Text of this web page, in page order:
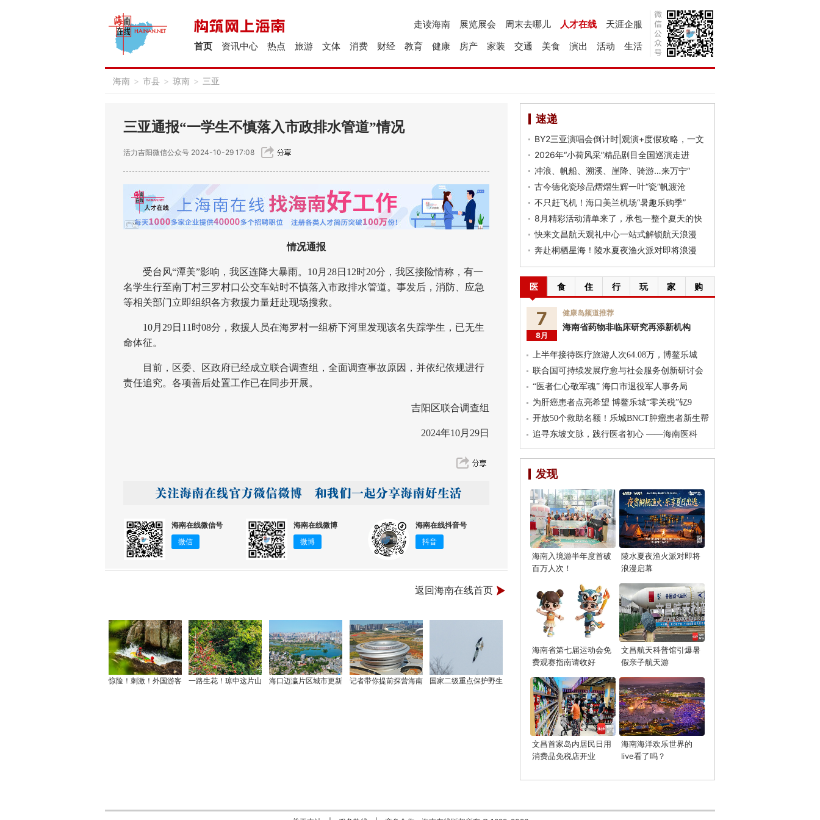
天涯企服
人才在线
周末去哪儿
展览展会
走读海南
生活
活动
演出
美食
交通
家装
房产
健康
教育
财经
消费
文体
旅游
热点
资讯中心
首页
海南 > 市县 > 琼南 > 三亚
三亚通报“一学生不慎落入市政排水管道”情况
活力吉阳微信公众号 2024-10-29 17:08
情况通报
受台风“潭美”影响，我区连降大暴雨。10月28日12时20分，我区接险情称，有一
名学生行至南丁村三罗村口公交车站时不慎落入市政排水管道。事发后，消防、应急
等相关部门立即组织各方救援力量赶赴现场搜救。
10月29日11时08分，救援人员在海罗村一组桥下河里发现该名失踪学生，已无生
命体征。
目前，区委、区政府已经成立联合调查组，全面调查事故原因，并依纪依规进行
责任追究。各项善后处置工作已在同步开展。
吉阳区联合调查组
2024年10月29日
海南在线微信号
微信
海南在线微博
微博
海南在线抖音号
抖音
返回海南在线首页
惊险！刺激！外国游客 一路生花！琼中这片山 海口迈瀛片区城市更新 记者带你提前探营海南 国家二级重点保护野生
速递
BY2三亚演唱会倒计时|观演+度假攻略，一文
2026年“小荷风采”精品剧目全国巡演走进
冲浪、帆船、溯溪、崖降、骑游…来万宁“
古今德化瓷珍品熠熠生辉一叶“瓷”帆渡沧
不只赶飞机！海口美兰机场“暑趣乐购季”
8月精彩活动清单来了，承包一整个夏天的快
快来文昌航天观礼中心一站式解锁航天浪漫
奔赴桐栖星海！陵水夏夜渔火派对即将浪漫
医 食 住 行 玩 家 购
7
8月
健康岛频道推荐
海南省药物非临床研究再添新机构
上半年接待医疗旅游人次64.08万，博鳌乐城
联合国可持续发展疗愈与社会服务创新研讨会
“医者仁心敬军魂” 海口市退役军人事务局
为肝癌患者点亮希望 博鳌乐城“零关税”钇9
开放50个救助名额！乐城BNCT肿瘤患者新生帮
追寻东坡文脉，践行医者初心 ——海南医科
发现
海南入境游半年度首破
百万人次！
陵水夏夜渔火派对即将
浪漫启幕
海南省第七届运动会免
费观赛指南请收好
文昌航天科普馆引爆暑
假亲子航天游
文昌首家岛内居民日用
消费品免税店开业
海南海洋欢乐世界的
live看了吗？